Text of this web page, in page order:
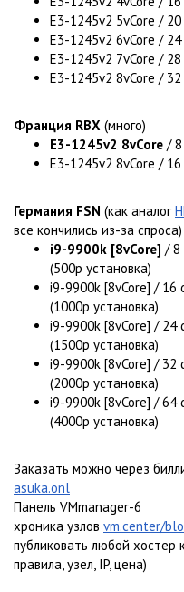
E3-1245v2 5vCore /
E3-1245v2 6vCore /
E3-1245v2 7vCore /
E3-1245v2 8vCore /
Франция RBX (много)
E3-1245v2 8vCore /
E3-1245v2 8vCore /
Германия FSN (как аналог
все кончились из-за спроса)
i9-9900k [8vCore] / 8
(500р установка)
i9-9900k [8vCore] / 16
(1000р установка)
i9-9900k [8vCore] / 24
(1500р установка)
i9-9900k [8vCore] / 32
(2000р установка)
i9-9900k [8vCore] / 64
(4000р установка)
Заказать можно через
asuka.onl
Панель VMmanager-6
хроника узлов vm.center/
публиковать любой хостер
правила, узел, IP, цена)